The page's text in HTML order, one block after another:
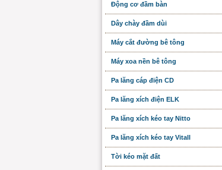
Động cơ đầm bàn
Dây chày đầm dùi
Máy cắt đường bê tông
Máy xoa nền bê tông
Pa lăng cáp điện CD
Pa lăng xích điện ELK
Pa lăng xích kéo tay Nitto
Pa lăng xích kéo tay Vitall
Tời kéo mặt đất